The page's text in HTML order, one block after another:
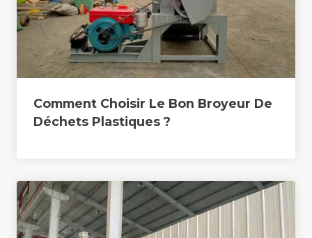
Comment Choisir Le Bon Broyeur De
Déchets Plastiques ?